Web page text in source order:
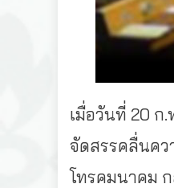
เมื่อวันที่ 20 ก
จัดสรรคลื่นคว
โทรคมนาคม